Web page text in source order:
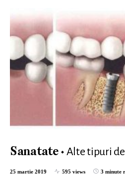
Sanatate Alte tipuri
25 martie 2019 595 views 3 minute